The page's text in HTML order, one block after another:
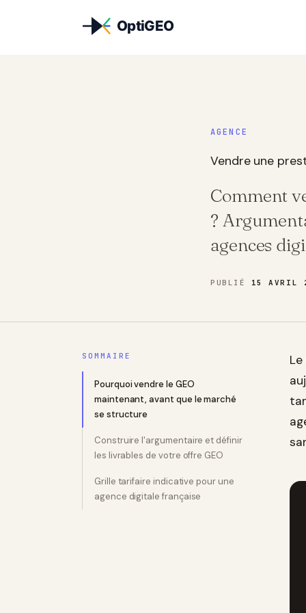
Aller au contenu
AGENCE
Vendre une
Comment
?
agences
PUBLIÉ 15 AVRIL
SOMMAIRE
Pourquoi vendre le GEO
maintenant, avant que le marché
se structure
Construire l'argumentaire et définir
les livrables de votre offre GEO
Grille tarifaire indicative pour une
agence digitale française